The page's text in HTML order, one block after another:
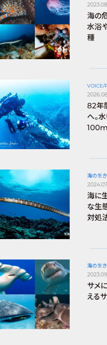
海の
水浴
種
VOICE/
82年
へ。
100m
海の生
海に
な生
対処
海の生
サメ
える